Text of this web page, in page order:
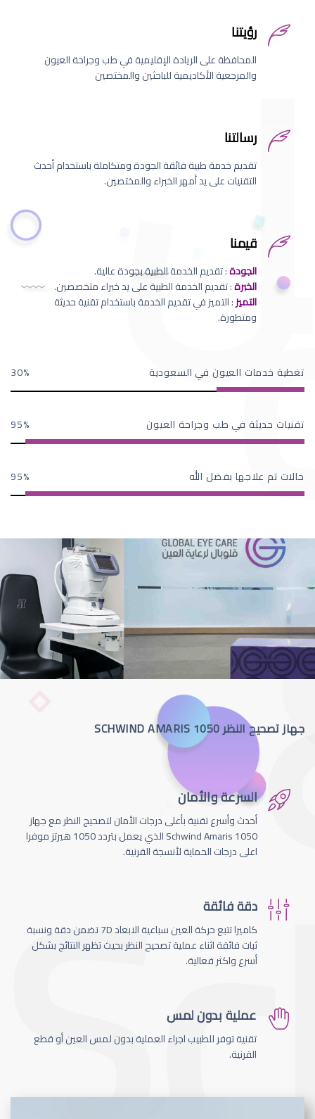
رؤيتنا
المحافظة على الريادة الإقليمية في طب وجراحة العيون
والمرجعية الأكاديمية للباحثين والمختصين
رسالتنا
تقديم خدمة طبية فائقة الجودة ومتكاملة باستخدام أحدث
التقنيات على يد أمهر الخبراء والمختصين.
قيمنا
الجودة: تقديم الخدمة الطبية بجودة عالية.
الخبرة: تقديم الخدمة الطبية على يد خبراء متخصصين.
التميز: التميز في تقديم الخدمة باستخدام تقنية حديثة
ومتطورة.
تغطية خدمات العيون في السعودية 30
تقنيات حديثة في طب وجراحة العيون 95
حالات تم علاجها بفضل الله 95
جهاز تصحيح النظر SCHWIND AMARIS 1050
السرعة والأمان
أحدث وأسرع تقنية بأعلى درجات الأمان لتصحيج النظر مع جهاز
Schwind Amaris 1050 الذي يعمل بتردد 1050 هيرتز موفرا
اعلى درجات الحماية لأنسجة القرنية.
دقة فائقة
كاميرا تتبع حركة العين سباعية الابعاد 7D تضمن دقة ونسبة
ثبات فائقة اثناء عملية تصحيح النظر بحيث تظهر النتائج بشكل
أسرع واكثر فعالية.
عملية بدون لمس
تقنية توفر للطبيب اجراء العملية بدون لمس العين أو قطع
القرنية.